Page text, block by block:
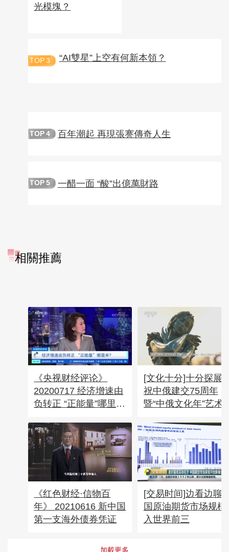
光模塊？
TOP 3 “AI雙星”上空有何新本領？
TOP 4 百年潮起 再現張謇傳奇人生
TOP 5 一醋一面 “酸”出億萬財路
相關推薦
《央视财经评论》
20200717 经济增速由
负转正 “正能量”哪里
[文化十分]十分探展
祝中俄建交75周年
暨“中俄文化年”艺术
《红色财经·信物百
年》 20210616 新中国
第一支海外债券凭证
[交易时间]边看边聊
国原油期货市场规模
入世界前三
加載更多